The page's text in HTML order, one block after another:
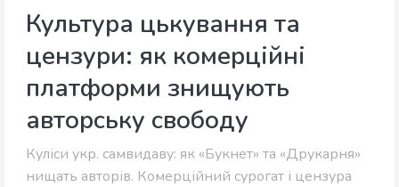
Культура цькування та
цензури: як комерційні
платформи знищують
авторську свободу
Куліси укр. самвидаву: як «Букнет» та «Друкарня»
нищать авторів. Комерційний сурогат і цензура